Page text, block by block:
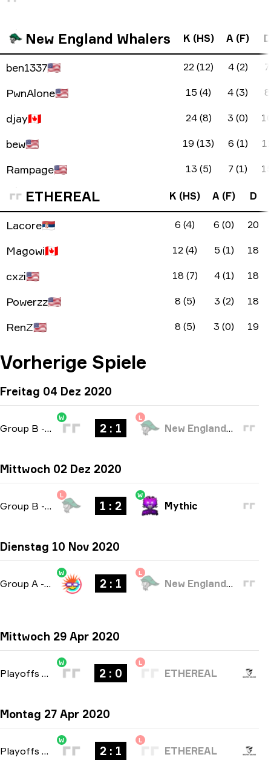
New England Whalers K (HS) A (F) D
ben1337🇺🇸 22 (12) 4 (2) 7
PwnAlone🇺🇸 15 (4) 4 (3) 8
djay🇨🇦 24 (8) 3 (0)
bew🇺🇸 19 (13) 6 (1)
Rampage🇺🇸 13 (5) 7 (1)
ETHEREAL K (HS) A (F) D
Lacore🇷🇸 6 (4) 6 (0) 20
Magowi🇨🇦 12 (4) 5 (1) 18
cxzi🇺🇸 18 (7) 4 (1) 18
Powerzz🇺🇸 8 (5) 3 (2) 18
RenZ🇺🇸 8 (5) 3 (0) 19
Vorherige Spiele
Freitag 04 Dez 2020
Group B - bo3
W
2 : 1
L
New England Whalers
Mittwoch 02 Dez 2020
Group B - bo3
L
1 : 2
W
Mythic
Dienstag 10 Nov 2020
Group A - bo3
W
2 : 1
L
New England Whalers
Mittwoch 29 Apr 2020
Playoffs bo3
W
2 : 0
L
ETHEREAL
Montag 27 Apr 2020
Playoffs bo3
W
2 : 1
L
ETHEREAL